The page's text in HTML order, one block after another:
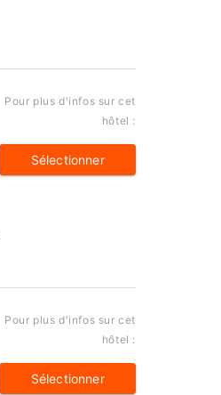
Pour plus d'infos sur cet
hôtel :
Sélectionner
Pour plus d'infos sur cet
hôtel :
Sélectionner